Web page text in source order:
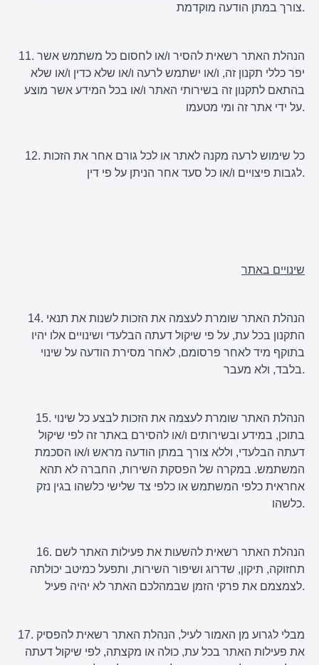
צורך במתן הודעה מוקדמת.
11. הנהלת האתר רשאית להסיר ו/או לחסום כל משתמש אשר
יפר כללי תקנון זה, ו/או ישתמש לרעה ו/או שלא כדין ו/או שלא
בהתאם לתקנון זה בשירותי האתר ו/או בכל המידע אשר מוצע
על ידי אתר זה ומי מטעמו.
12. כל שימוש לרעה מקנה לאתר או לכל גורם אחר את הזכות
לגבות פיצויים ו/או כל סעד אחר הניתן על פי דין.
שינויים באתר
14. הנהלת האתר שומרת לעצמה את הזכות לשנות את תנאי
התקנון בכל עת, על פי שיקול דעתה הבלעדי ושינויים אלו יהיו
בתוקף מיד לאחר פרסומם, לאחר מסירת הודעה על שינוי
בלבד, ולא מעבר.
15. הנהלת האתר שומרת לעצמה את הזכות לבצע כל שינוי
בתוכן, במידע ובשירותים ו/או להסירם באתר זה לפי שיקול
דעתה הבלעדי, וללא צורך במתן הודעה מראש ו/או הסכמת
המשתמש. במקרה של הפסקת השירות, החברה לא תהא
אחראית כלפי המשתמש או כלפי צד שלישי כלשהו בגין נזק
כלשהו.
16. הנהלת האתר רשאית להשעות את פעילות האתר לשם
תחזוקה, תיקון, שדרוג ושיפור השירות, ותפעל כמיטב יכולתה
לצמצמם את פרקי הזמן שבמהלכם האתר לא יהיה פעיל.
17. מבלי לגרוע מן האמור לעיל, הנהלת האתר רשאית להפסיק
את פעילות האתר בכל עת, כולה או מקצתה, לפי שיקול דעתה